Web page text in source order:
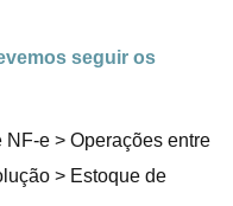
seguir os
e > Operações entre
> Estoque de